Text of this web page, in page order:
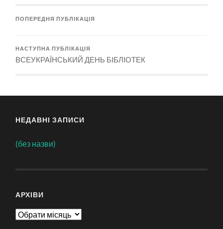
ПОПЕРЕДНЯ ПУБЛІКАЦІЯ
НАСТУПНА ПУБЛІКАЦІЯ
ВСЕУКРАЇНСЬКИЙ ДЕНЬ БІБЛІОТЕК
НЕДАВНІ ЗАПИСИ
(без назви)
АРХІВИ
Архіви